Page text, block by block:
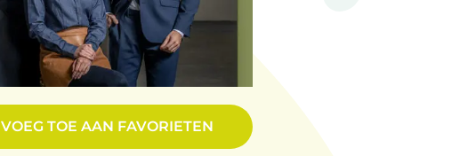
VOEG TOE AAN FAVORIETEN